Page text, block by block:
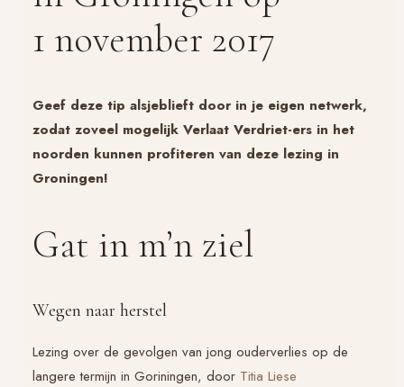
1 november 2017
Geef deze tip alsjeblieft door in je eigen netwerk,
zodat zoveel mogelijk Verlaat Verdriet-ers in het
noorden kunnen profiteren van deze lezing in
Groningen!
Gat in m’n ziel
Wegen naar herstel
Lezing over de gevolgen van jong ouderverlies op de
langere termijn in Goriningen, door Titia Liese